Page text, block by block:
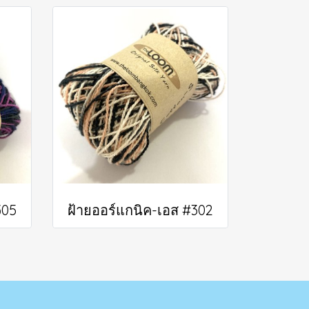
ฝ้ายออร์แกนิค-เอส #302